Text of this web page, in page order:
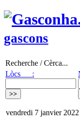
gascons
Recherche / Cèrca...
Lòcs :
vendredi 7 janvier 2022